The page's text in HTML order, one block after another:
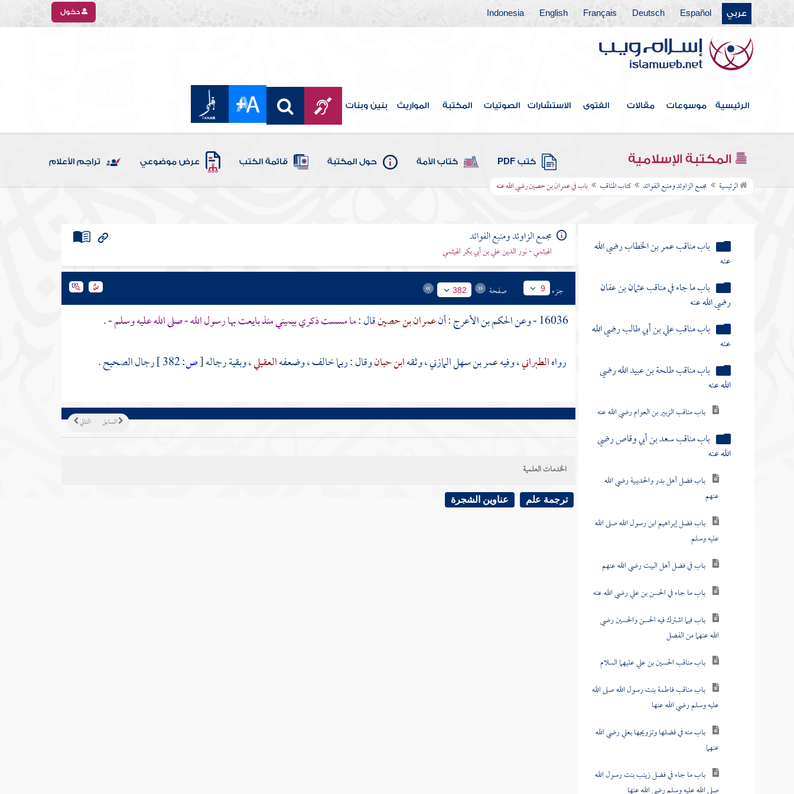
عربي Español
Deutsch
Français
English
Indonesia دخول
الرئيسية موسوعات مقالات الفتوى الاستشارات الصوتيات المكتبة المواريث بنين وبنات
المكتبة الإسلامية كتب PDF كتاب الأمة حول المكتبة قائمة الكتب عرض موضوعي تراجم الأعلام
الرئيسية مجمع الزاوئد ومنبع الفوائد كتاب المناقب باب في عمران بن حصين رضي الله عنه
كتاب القدر
كتاب الفتن أعاذنا الله منها
كتاب الأدب
كتاب البر والصلة
كتاب فيه ذكر الأنبياء
كتاب علامات النبوة
كتاب المناقب
باب مناقب عمر بن الخطاب رضي الله
عنه
باب ما جاء في مناقب عثمان بن عفان
رضي الله عنه
باب مناقب علي بن أبي طالب رضي الله
عنه
باب مناقب طلحة بن عبيد الله رضي
الله عنه
باب مناقب الزبير بن العوام رضي الله عنه
باب مناقب سعد بن أبي وقاص رضي
الله عنه
باب فضل أهل بدر والحديبية رضي الله
عنهم
باب فضل إبراهيم ابن رسول الله صلى الله
عليه وسلم
باب في فضل أهل البيت رضي الله عنهم
باب ما جاء في الحسن بن علي رضي الله عنه
باب فيما اشترك فيه الحسن والحسين رضي
الله عنهما من الفضل
باب مناقب الحسين بن علي عليهما السلام
باب مناقب فاطمة بنت رسول الله صلى الله
عليه وسلم رضي الله عنها
باب منه في فضلها وتزويجها بعلي رضي الله
عنهما
باب ما جاء في فضل زينب بنت رسول الله
مجمع الزاوئد ومنبع الفوائد
الهيثمي - نور الدين علي بن أبي بكر الهيثمي
جزء 9 صفحة 382
16036 - وعن الحكم بن الأعرج: أنعمران بن حصينقال :ما مسست ذكري بيميني منذ بايعت بها رسول الله - صلى الله عليه وسلم - .
رواهالطبراني، وفيهعمر بن سهل المازني، وثقهابن حبانوقال : ربما خالف ، وضعفهالعقيلي، وبقية رجاله[ص: رجال الصحيح .
التالي السابق
الخدمات العلمية
ترجمة علم عناوين الشجرة